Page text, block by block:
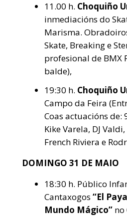
11.00 h. Choquiño
inmediacións do
Marisma.
Skate, Breaking e
profesional de BMX
balde),
19:30 h. Choquiño
Campo da Feira
Coas actuacións de:
Kike Varela, DJ
French Riviera e
DOMINGO 31 DE MAIO
18:30 h. Público
Cantaxogos “El
Mundo Mágico” no